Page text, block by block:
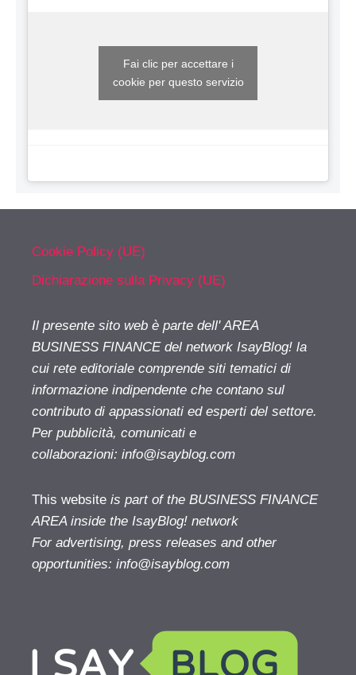
Fai clic per accettare i
cookie per questo servizio
Cookie Policy (UE)
Dichiarazione sulla Privacy (UE)
Il presente sito web è parte dell' AREA
BUSINESS FINANCE del network IsayBlog! la
cui rete editoriale comprende siti tematici di
informazione indipendente che contano sul
contributo di appassionati ed esperti del settore.
Per pubblicità, comunicati e
collaborazioni: info@isayblog.com
This website is part of the BUSINESS FINANCE
AREA inside the IsayBlog! network
For advertising, press releases and other
opportunities: info@isayblog.com